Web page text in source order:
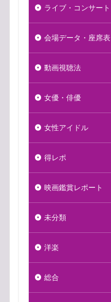
ライブ・コンサート
会場データ・座席表
動画視聴法
女優・俳優
女性アイドル
得レポ
映画鑑賞レポート
未分類
洋楽
総合